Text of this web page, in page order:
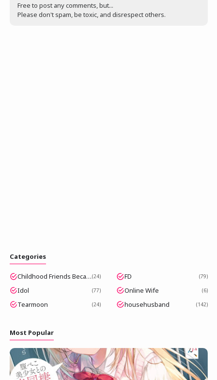
Free to post any comments, but...
Please don't spam, be toxic, and disrespect others.
Categories
Childhood Friends Became Popular Idols 24 FD 79
Idol 77 Online Wife 6
Tearmoon 24 househusband 142
Most Popular